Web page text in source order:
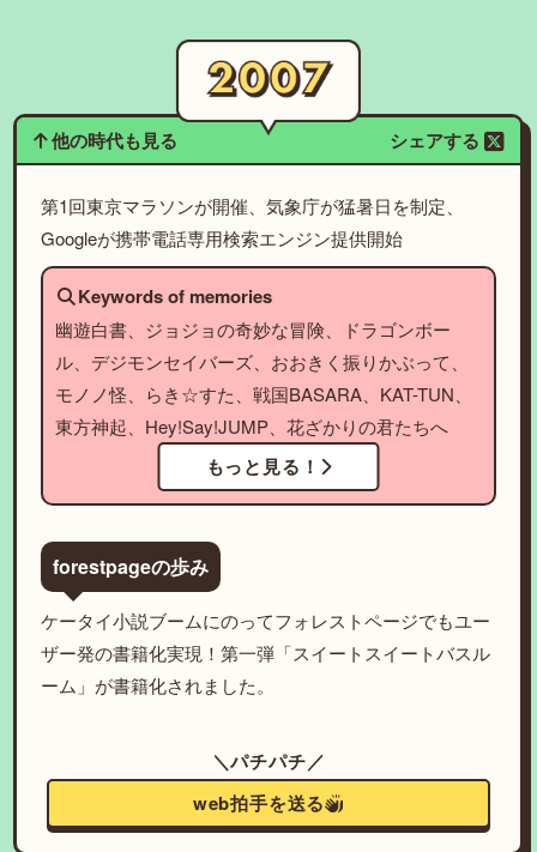
他の時代も見る シェアする
第1回東京マラソンが開催、気象庁が猛暑日を制定、
Googleが携帯電話専用検索エンジン提供開始
Keywords of memories
幽遊白書、ジョジョの奇妙な冒険、ドラゴンボー
ル、デジモンセイバーズ、おおきく振りかぶって、
モノノ怪、らき☆すた、戦国BASARA、KAT-TUN、
東方神起、Hey!Say!JUMP、花ざかりの君たちへ
もっと見る！
forestpageの歩み
ケータイ小説ブームにのってフォレストページでもユー
ザー発の書籍化実現！第一弾「スイートスイートバスル
ーム」が書籍化されました。
＼パチパチ／
web拍手を送る